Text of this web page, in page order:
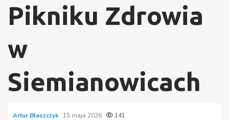
Pikniku Zdrowia
w
Siemianowicach
Artur Błaszczyk 15 maja 2026 141